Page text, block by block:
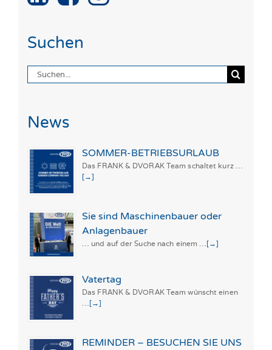
Suchen
Suche
nach:
News
SOMMER-BETRIEBSURLAUB
Das FRANK & DVORAK Team schaltet kurz …
[→]
Sie sind Maschinenbauer oder
Anlagenbauer
… und auf der Suche nach einem … [→]
Vatertag
Das FRANK & DVORAK Team wünscht einen
[→]
REMINDER – BESUCHEN SIE UNS